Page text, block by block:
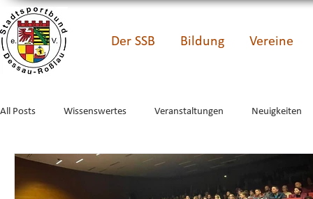
Der SSB Bildung Vereine
All Posts Wissenswertes Veranstaltungen Neuigkeiten